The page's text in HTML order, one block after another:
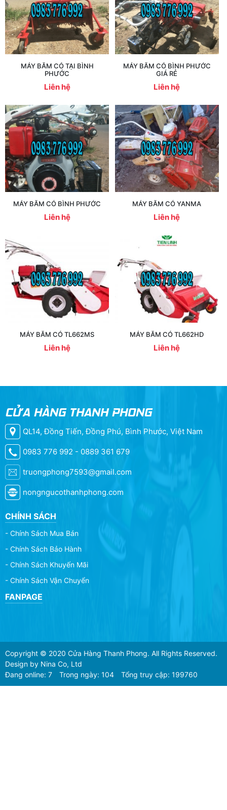
MÁY BĂM CỎ TẠI BÌNH
PHƯỚC
Liên hệ
MÁY BĂM CỎ BÌNH PHƯỚC
GIÁ RẺ
Liên hệ
MÁY BĂM CỎ BÌNH PHƯỚC
Liên hệ
MÁY BĂM CỎ YANMA
Liên hệ
MÁY BĂM CỎ TL662MS
Liên hệ
MÁY BĂM CỎ TL662HD
Liên hệ
CỬA HÀNG THANH PHONG
QL14, Đồng Tiến, Đồng Phú, Bình Phước, Việt Nam
0983 776 992 - 0889 361 679
truongphong7593@gmail.com
nongngucothanhphong.com
CHÍNH SÁCH
- Chính Sách Mua Bán
- Chính Sách Bảo Hành
- Chính Sách Khuyến Mãi
- Chính Sách Vận Chuyển
FANPAGE
Copyright © 2020 Cửa Hàng Thanh Phong. All Rights Reserved.
Design by Nina Co, Ltd
Đang online: 7
Trong ngày: 104 Tổng truy cập: 199760